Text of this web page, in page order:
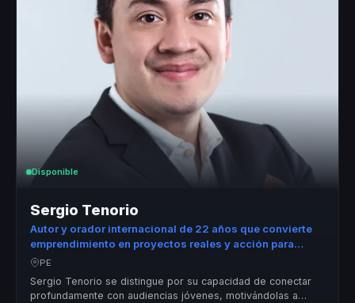
Disponible
Sergio Tenorio
Autor y orador internacional de 22 años que convierte
emprendimiento en proyectos reales y acción para
estudiantes y equipos.
PE
Sergio Tenorio se distingue por su capacidad de conectar
profundamente con audiencias jóvenes, motivándolas a